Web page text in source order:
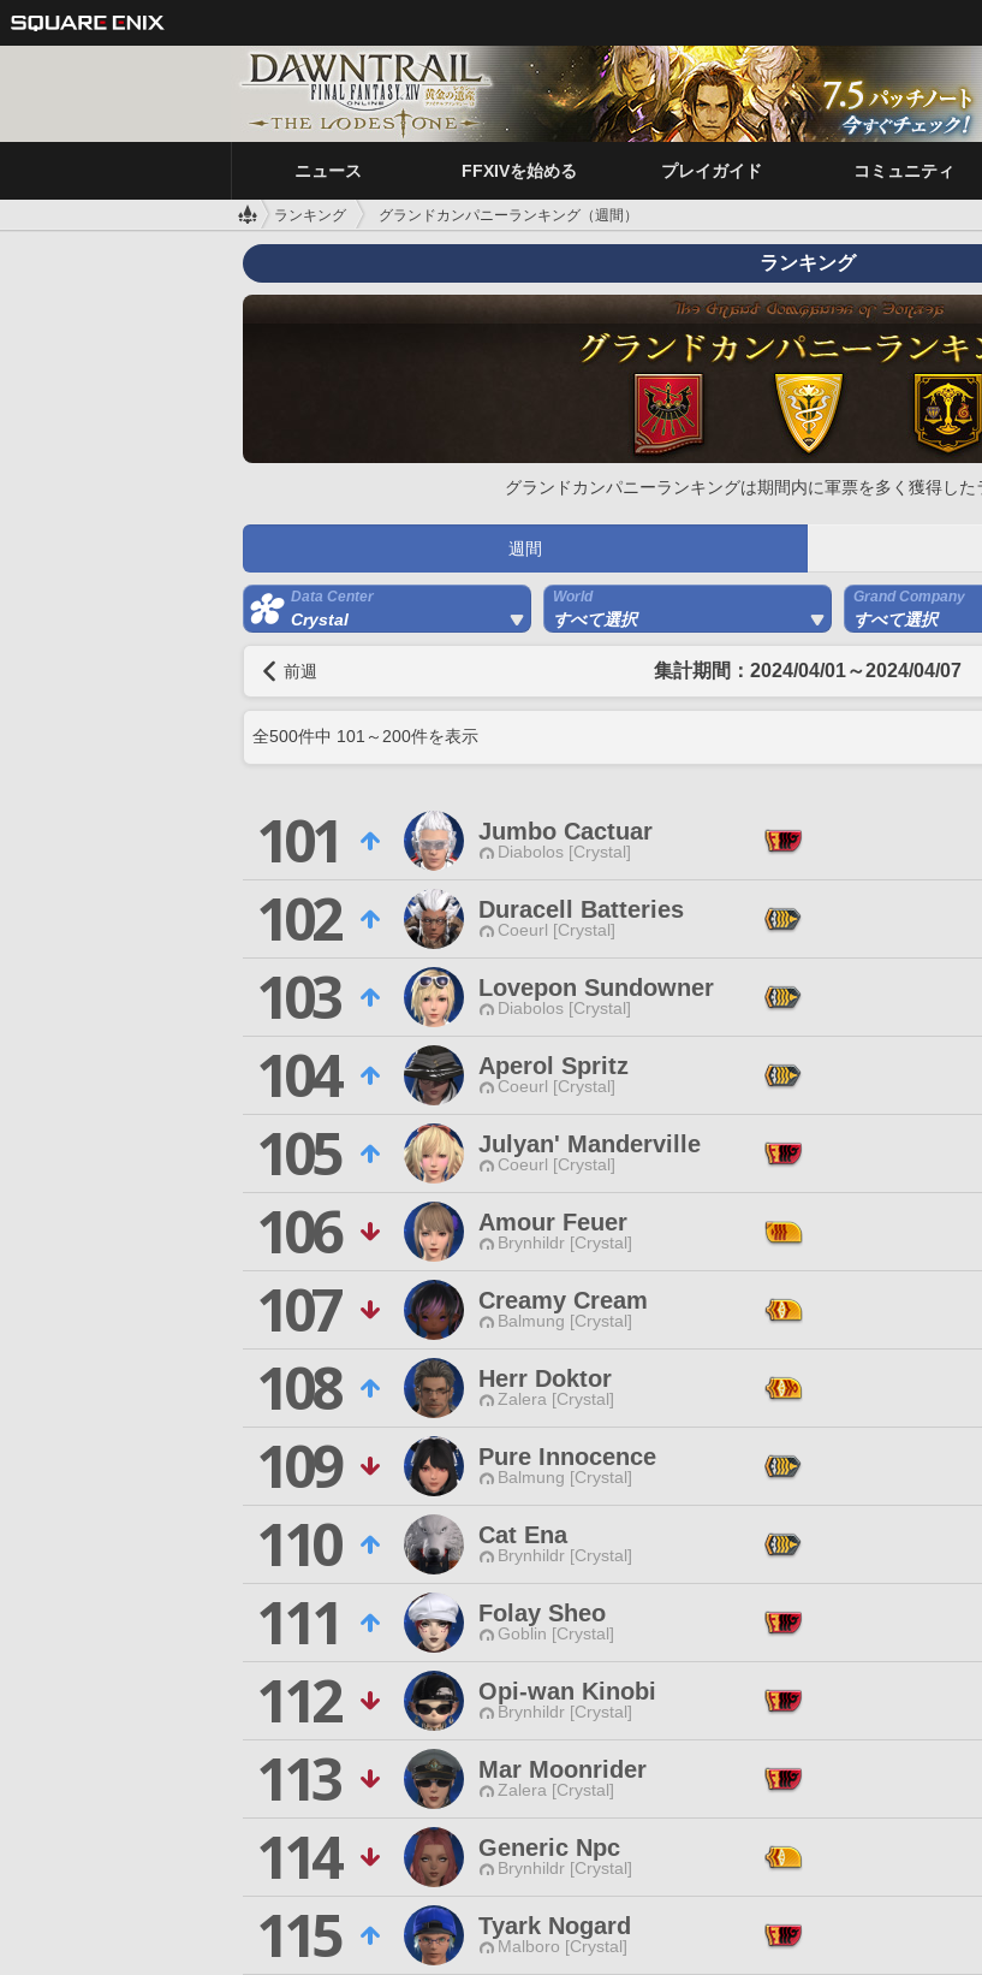
ニュース FFXIVを始める プレイガイド コミュニティ
ランキング グランドカンパニーランキング（週間）
ランキング
グランドカンパニーランキングは期間内に軍票を多く獲得した
週間
Data Center
Crystal
World
すべて選択
Grand Company
すべて選択
前週 集計期間：2024/04/01～2024/04/07
全500件中 101 ～ 200件を表示
101 Jumbo Cactuar
Diabolos [Crystal]
102
Duracell Batteries
Coeurl [Crystal]
103
Lovepon Sundowner
Diabolos [Crystal]
104
Aperol Spritz
Coeurl [Crystal]
105
Julyan' Manderville
Coeurl [Crystal]
106
Amour Feuer
Brynhildr [Crystal]
107
Creamy Cream
Balmung [Crystal]
108
Herr Doktor
Zalera [Crystal]
109
Pure Innocence
Balmung [Crystal]
110
Cat Ena
Brynhildr [Crystal]
111
Folay Sheo
Goblin [Crystal]
112
Opi-wan Kinobi
Brynhildr [Crystal]
113
Mar Moonrider
Zalera [Crystal]
114
Generic Npc
Brynhildr [Crystal]
115
Tyark Nogard
Malboro [Crystal]